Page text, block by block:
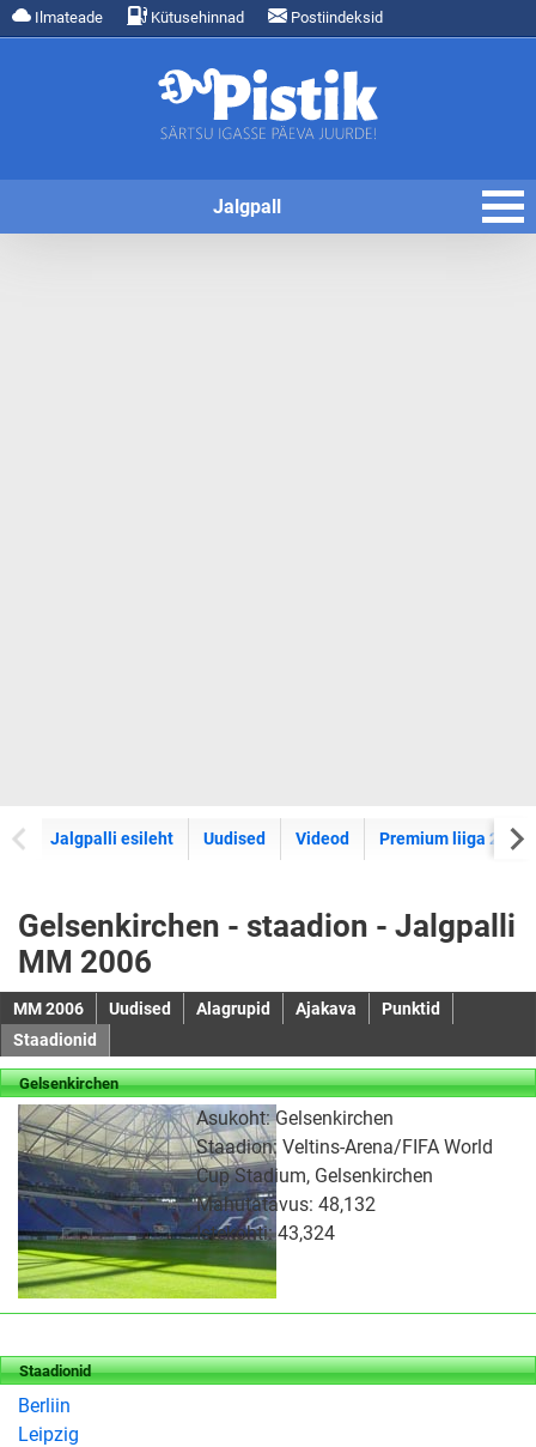
Ilmateade Kütusehinnad Postiindeksid
Jalgpall
Jalgpalli esileht Uudised Videod Premium liiga 2026
Gelsenkirchen - staadion - Jalgpalli
MM 2006
MM 2006 Uudised Alagrupid Ajakava
Punktid
Staadionid
Gelsenkirchen
Asukoht: Gelsenkirchen
Staadion: Veltins-Arena/FIFA World
Cup Stadium, Gelsenkirchen
Mahutatavus: 48,132
Istekohti: 43,324
Staadionid
Berliin
Leipzig